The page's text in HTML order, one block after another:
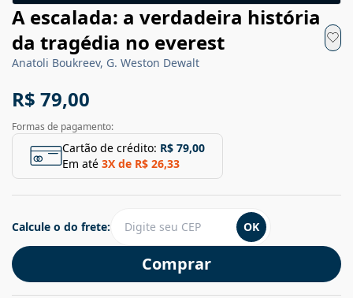
A escalada: a verdadeira história
da tragédia no everest
Anatoli Boukreev, G. Weston Dewalt
R$ 79,00
Formas de pagamento:
Cartão de crédito: R$ 79,00
Em até 3X de R$ 26,33
Comprar
Calcule o do frete: OK